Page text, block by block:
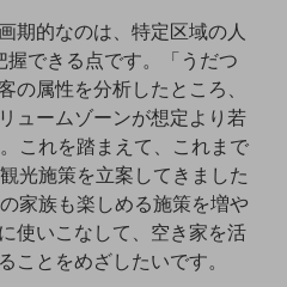
し、
期的なのは、特定区域の人
できる点です。「うだつ
の属性を分析したところ、
ュームゾーンが想定より若
これを踏まえて、これまで
光施策を立案してきました
家族も楽しめる施策を増や
使いこなして、空き家を活
ことをめざしたいです。